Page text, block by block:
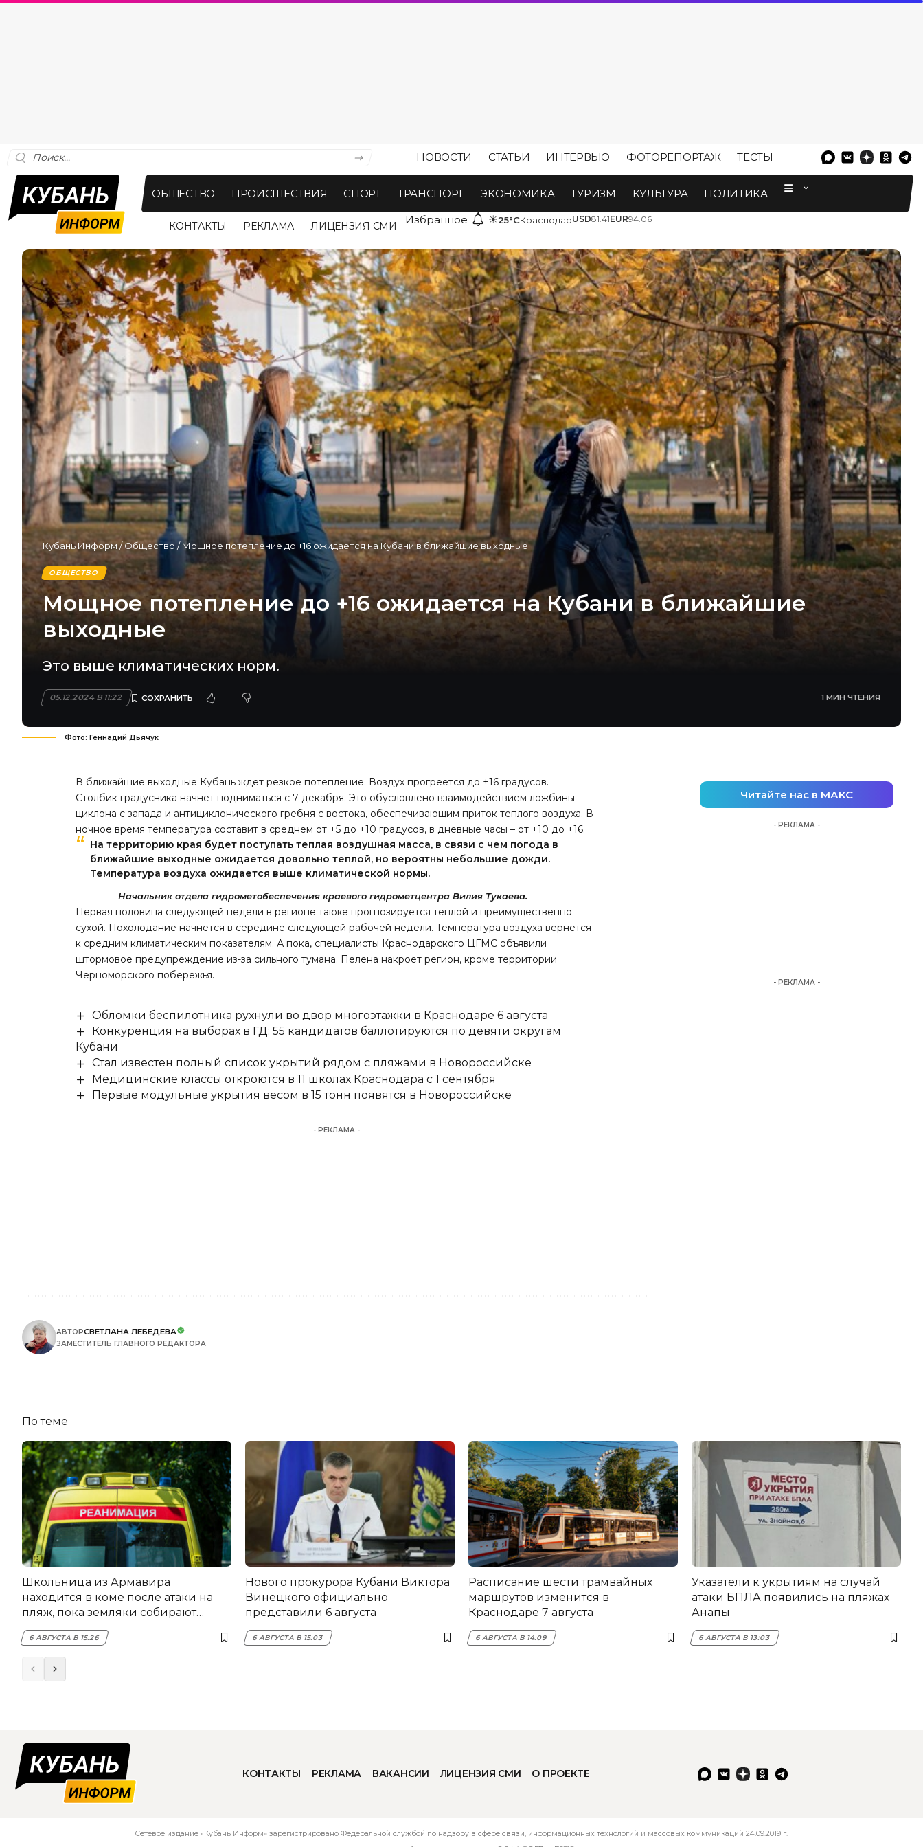
НОВОСТИ СТАТЬИ ИНТЕРВЬЮ ФОТОРЕПОРТАЖ ТЕСТЫ
ОБЩЕСТВО ПРОИСШЕСТВИЯ СПОРТ ТРАНСПОРТ ЭКОНОМИКА ТУРИЗМ КУЛЬТУРА ПОЛИТИКА
КОНТАКТЫ РЕКЛАМА ЛИЦЕНЗИЯ СМИ Избранное ☀25°CКраснодарUSD81.41EUR94.06
Кубань Информ/Общество /Мощное потепление до +16 ожидается на Кубани в ближайшие выходные
ОБЩЕСТВО
Мощное потепление до +16 ожидается на Кубани в ближайшие
выходные
Это выше климатических норм.
05.12.2024 В 11:22 1 МИН ЧТЕНИЯ
Фото: Геннадий Дьячук
В ближайшие выходные Кубань ждет резкое потепление. Воздух прогреется до +16 градусов.
Столбик градусника начнет подниматься с 7 декабря. Это обусловлено взаимодействием ложбины
циклона с запада и антициклонического гребня с востока, обеспечивающим приток теплого воздуха. В
ночное время температура составит в среднем от +5 до +10 градусов, в дневные часы – от +10 до +16.
На территорию края будет поступать теплая воздушная масса, в связи с чем погода в
ближайшие выходные ожидается довольно теплой, но вероятны небольшие дожди.
Температура воздуха ожидается выше климатической нормы.
Начальник отдела гидрометобеспечения краевого гидрометцентра Вилия Тукаева.
Первая половина следующей недели в регионе также прогнозируется теплой и преимущественно
сухой. Похолодание начнется в середине следующей рабочей недели. Температура воздуха вернется
к средним климатическим показателям. А пока, специалисты Краснодарского ЦГМС объявили
штормовое предупреждение из-за сильного тумана. Пелена накроет регион, кроме территории
Черноморского побережья.
Обломки беспилотника рухнули во двор многоэтажки в Краснодаре 6 августа
Конкуренция на выборах в ГД: 55 кандидатов баллотируются по девяти округам
Кубани
Стал известен полный список укрытий рядом с пляжами в Новороссийске
Медицинские классы откроются в 11 школах Краснодара с 1 сентября
Первые модульные укрытия весом в 15 тонн появятся в Новороссийске
- РЕКЛАМА -
АВТОРСВЕТЛАНА ЛЕБЕДЕВА
ЗАМЕСТИТЕЛЬ ГЛАВНОГО РЕДАКТОРА
Читайте нас в МАКС
- РЕКЛАМА -
- РЕКЛАМА -
По теме
Школьница из Армавира
находится в коме после атаки на
пляж, пока земляки собирают
помощь
6 АВГУСТА В 15:26
Нового прокурора Кубани Виктора
Винецкого официально
представили 6 августа
6 АВГУСТА В 15:03
Расписание шести трамвайных
маршрутов изменится в
Краснодаре 7 августа
6 АВГУСТА В 14:09
Указатели к укрытиям на случай
атаки БПЛА появились на пляжах
Анапы
6 АВГУСТА В 13:03
КОНТАКТЫ РЕКЛАМА ВАКАНСИИ ЛИЦЕНЗИЯ СМИ О ПРОЕКТЕ
Сетевое издание «Кубань Информ» зарегистрировано Федеральной службой по надзору в сфере связи, информационных технологий и массовых коммуникаций 24.09.2019 г.